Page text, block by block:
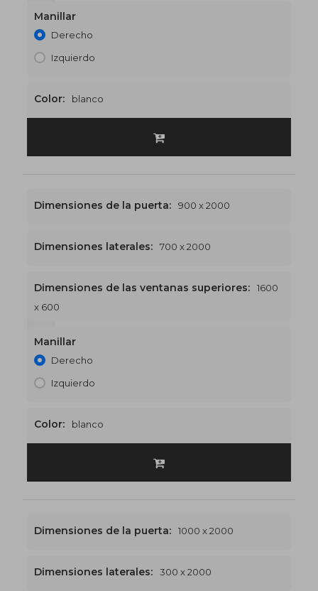
Manillar
Derecho
Izquierdo
Color: blanco
Dimensiones de la puerta: 900 x 2000
Dimensiones laterales: 700 x 2000
Dimensiones de las ventanas superiores:
1600
x 600
Manillar
Derecho
Izquierdo
Color: blanco
Dimensiones de la puerta: 1000 x 2000
Dimensiones laterales: 300 x 2000